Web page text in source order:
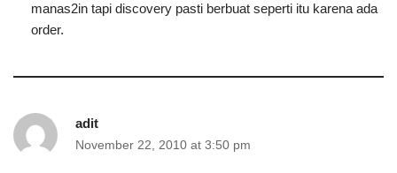
manas2in tapi discovery pasti berbuat seperti itu karena ada
order.
adit
November 22, 2010 at 3:50 pm